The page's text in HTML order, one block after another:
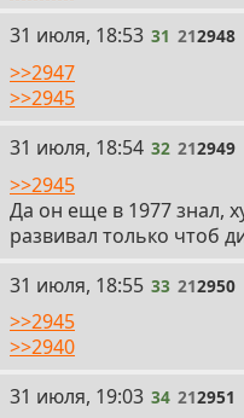
31
31 июля, 18:53 31 212948
>>2947
>>2945
32
31 июля, 18:54 32 212949
>>2945
Да он еще в 1977 знал,
развивал только чтоб
33
31 июля, 18:55 33 212950
>>2945
>>2940
34
31 июля, 19:03 34 212951